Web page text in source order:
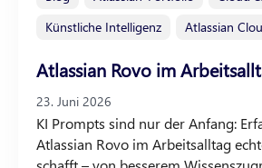
Künstliche Intelligenz
Atlassian
Atlassian Rovo im
23. Juni 2026
KI Prompts sind nur der Anfang:
Atlassian Rovo im Arbeitsalltag